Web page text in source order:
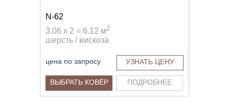
N-62
3.06 x 2 = 6.12 м2
шерсть / вискоза
цена по запросу УЗНАТЬ ЦЕНУ
ВЫБРАТЬ КОВЁР ПОДРОБНЕЕ